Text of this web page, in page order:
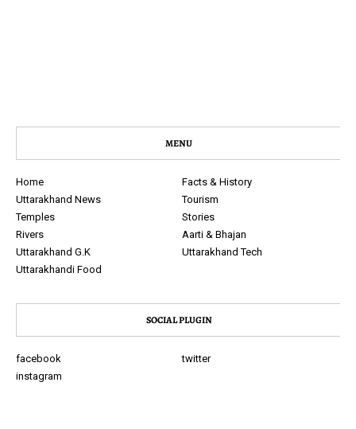
MENU
Home
Facts & History
Uttarakhand News
Tourism
Temples
Stories
Rivers
Aarti & Bhajan
Uttarakhand G.K
Uttarakhand Tech
Uttarakhandi Food
SOCIAL PLUGIN
facebook
twitter
instagram